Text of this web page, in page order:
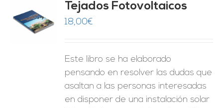
Tejados Fotovoltaicos
18,00€
Este libro se ha elaborado
pensando en resolver las dudas que
asaltan a las personas interesadas
en disponer de una instalación solar